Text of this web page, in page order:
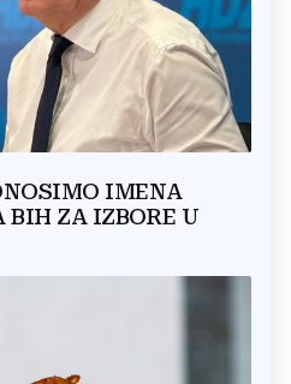
IMENA
BIH ZA IZBORE U